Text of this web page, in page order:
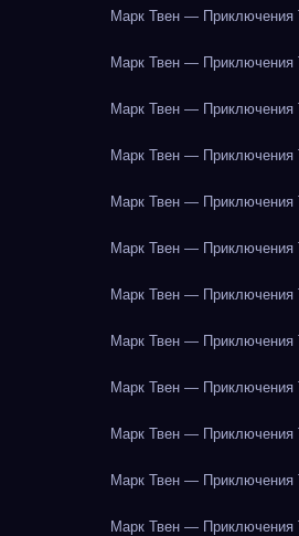
Марк Твен — Приключения
Марк Твен — Приключения
Марк Твен — Приключения
Марк Твен — Приключения
Марк Твен — Приключения
Марк Твен — Приключения
Марк Твен — Приключения
Марк Твен — Приключения
Марк Твен — Приключения
Марк Твен — Приключения
Марк Твен — Приключения
Марк Твен — Приключения